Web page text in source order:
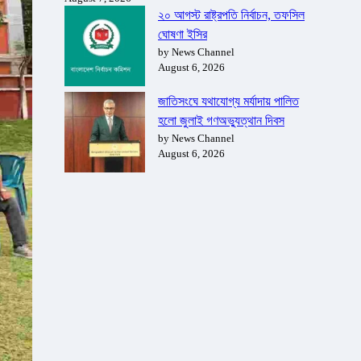
২০ আগস্ট রাষ্ট্রপতি নির্বাচন, তফসিল
ঘোষণা ইসির
by News Channel
August 6, 2026
জাতিসংঘে যথাযোগ্য মর্যাদায় পালিত
হলো জুলাই গণঅভ্যুত্থান দিবস
by News Channel
August 6, 2026